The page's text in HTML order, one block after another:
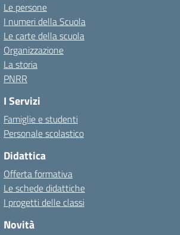
Le persone
I numeri della Scuola
Le carte della scuola
Organizzazione
La storia
PNRR
I Servizi
Famiglie e studenti
Personale scolastico
Didattica
Offerta formativa
Le schede didattiche
I progetti delle classi
Novità